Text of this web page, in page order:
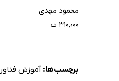
محمود مهدی
۳۱۰,۰۰۰ ت
برچسب‌ها: آموزش